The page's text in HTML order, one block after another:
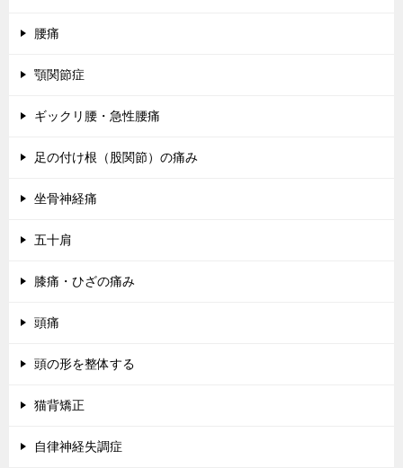
腰痛
顎関節症
ギックリ腰・急性腰痛
足の付け根（股関節）の痛み
坐骨神経痛
五十肩
膝痛・ひざの痛み
頭痛
頭の形を整体する
猫背矯正
自律神経失調症